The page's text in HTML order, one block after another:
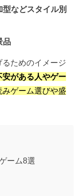
などスタイル別
品
ためのイメージ
がある人やゲー
ゲーム選びや盛
ーム8選